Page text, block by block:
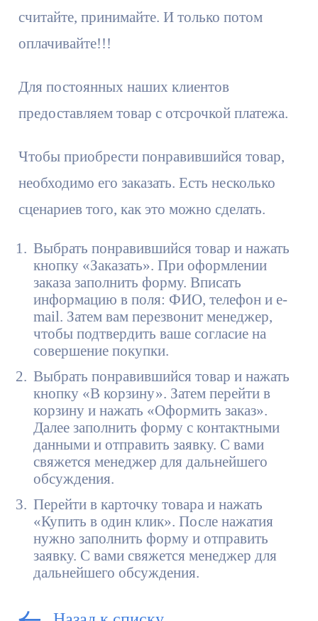
считайте, принимайте. И только потом
оплачивайте!!!
Для постоянных наших клиентов
предоставляем товар с отсрочкой платежа.
Чтобы приобрести понравившийся товар,
необходимо его заказать. Есть несколько
сценариев того, как это можно сделать.
Выбрать понравившийся товар и нажать
кнопку «Заказать». При оформлении
заказа заполнить форму. Вписать
информацию в поля: ФИО, телефон и e-
mail. Затем вам перезвонит менеджер,
чтобы подтвердить ваше согласие на
совершение покупки.
Выбрать понравившийся товар и нажать
кнопку «В корзину». Затем перейти в
корзину и нажать «Оформить заказ».
Далее заполнить форму с контактными
данными и отправить заявку. С вами
свяжется менеджер для дальнейшего
обсуждения.
Перейти в карточку товара и нажать
«Купить в один клик». После нажатия
нужно заполнить форму и отправить
заявку. С вами свяжется менеджер для
дальнейшего обсуждения.